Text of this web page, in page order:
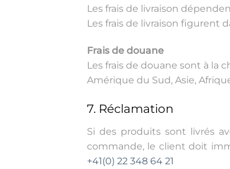
Les frais de livraison
Les frais de livraison figurent
Frais de douane
Les frais de douane sont à la
Amérique du Sud, Asie,
7. Réclamation
Si des produits sont livrés
commande, le client doit
+41(0) 22 348 64 21